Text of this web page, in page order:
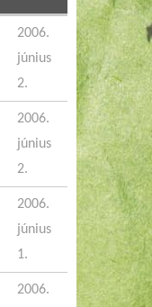
2006.
június
2.
2006.
június
2.
2006.
június
1.
2006.